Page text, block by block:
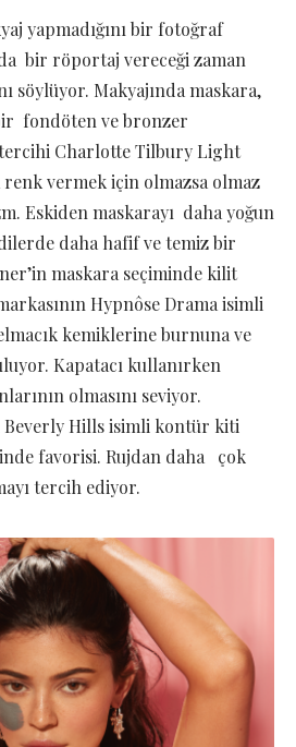
yapmadığını bir fotoğraf
bir röportaj vereceği zaman
söylüyor. Makyajında maskara,
fondöten ve bronzer
Charlotte Tilbury Light
renk vermek için olmazsa olmaz
Eskiden maskarayı daha yoğun
daha hafif ve temiz bir
maskara seçiminde kilit
Hypnôse Drama isimli
kemiklerine burnuna ve
Kapatacı kullanırken
olmasını seviyor.
Beverly Hills isimli kontür kiti
favorisi. Rujdan daha çok
tercih ediyor.